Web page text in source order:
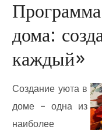
дома:
каждый»
Создание уюта в
доме – одна из
наиболее